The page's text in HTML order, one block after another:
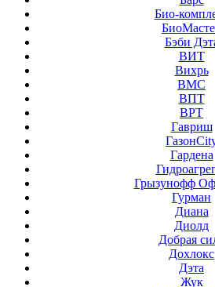
Био-
Бэби
ВИТ
Вихрь
ВМС
ВПТ
ВРТ
Гавриш
Гардена
Грызунофф
Гурман
Диана
Диолд
Добрая
Дохлокс
Дэта
Жук